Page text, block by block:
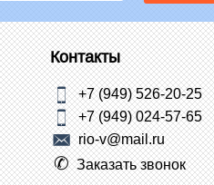
Контакты
+7 (949) 526-20-25
+7 (949) 024-57-65
rio-v@mail.ru
Заказать звонок